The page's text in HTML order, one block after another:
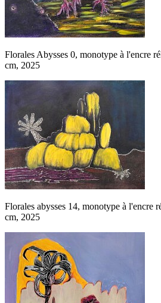
Florales Abysses 0, monotype à l'encre
cm, 2025
Florales abysses 14, monotype à l'encre
cm, 2025